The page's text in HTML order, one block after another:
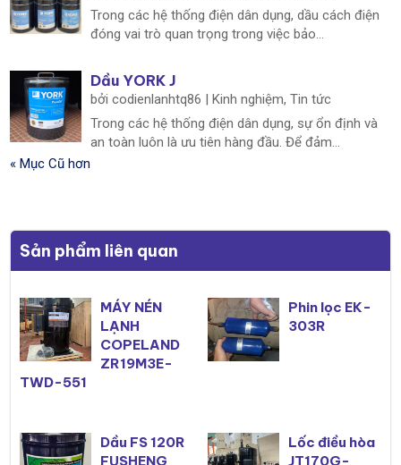
Trong các hệ thống điện dân dụng, dầu cách điện
đóng vai trò quan trọng trong việc bảo...
Dầu YORK J
bởicodienlanhtq86 |Kinh nghiệm,Tin tức
Trong các hệ thống điện dân dụng, sự ổn định và
an toàn luôn là ưu tiên hàng đầu. Để đảm...
« Mục Cũ hơn
Sản phẩm liên quan
MÁY NÉN
LẠNH
COPELAND
ZR19M3E-
TWD-551
Phin lọc EK-
303R
Dầu FS 120R
FUSHENG
Lốc điều hòa
JT170G-